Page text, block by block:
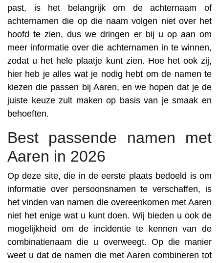
past, is het belangrijk om de achternaam of
achternamen die op die naam volgen niet over het
hoofd te zien, dus we dringen er bij u op aan om
meer informatie over die achternamen in te winnen,
zodat u het hele plaatje kunt zien. Hoe het ook zij,
hier heb je alles wat je nodig hebt om de namen te
kiezen die passen bij Aaren, en we hopen dat je de
juiste keuze zult maken op basis van je smaak en
behoeften.
Best passende namen met
Aaren in 2026
Op deze site, die in de eerste plaats bedoeld is om
informatie over persoonsnamen te verschaffen, is
het vinden van namen die overeenkomen met Aaren
niet het enige wat u kunt doen. Wij bieden u ook de
mogelijkheid om de incidentie te kennen van de
combinatienaam die u overweegt. Op die manier
weet u dat de namen die met Aaren combineren tot